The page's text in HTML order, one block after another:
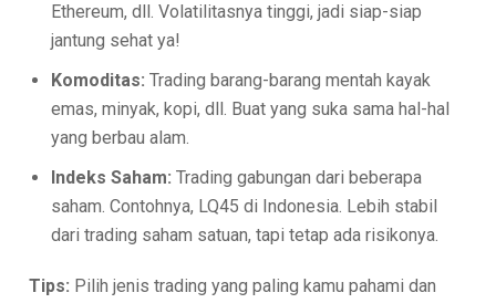
Ethereum, dll. Volatilitasnya tinggi, jadi siap-siap
jantung sehat ya!
Komoditas: Trading barang-barang mentah kayak
emas, minyak, kopi, dll. Buat yang suka sama hal-hal
yang berbau alam.
Indeks Saham: Trading gabungan dari beberapa
saham. Contohnya, LQ45 di Indonesia. Lebih stabil
dari trading saham satuan, tapi tetap ada risikonya.
Tips: Pilih jenis trading yang paling kamu pahami dan